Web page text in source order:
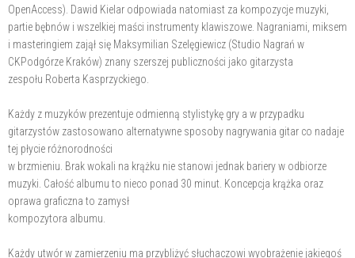
OpenAccess). Dawid Kielar odpowiada natomiast za kompozycje muzyki,
partie bębnów i wszelkiej maści instrumenty klawiszowe. Nagraniami, miksem
i masteringiem zajął się Maksymilian Szelęgiewicz (Studio Nagrań w
CKPodgórze Kraków) znany szerszej publiczności jako gitarzysta
zespołu Roberta Kasprzyckiego.
Każdy z muzyków prezentuje odmienną stylistykę gry a w przypadku
gitarzystów zastosowano alternatywne sposoby nagrywania gitar co nadaje
tej płycie różnorodności
w brzmieniu. Brak wokali na krążku nie stanowi jednak bariery w odbiorze
muzyki. Całość albumu to nieco ponad 30 minut. Koncepcja krążka oraz
oprawa graficzna to zamysł
kompozytora albumu.
Każdy utwór w zamierzeniu ma przybliżyć słuchaczowi wyobrażenie jakiegoś